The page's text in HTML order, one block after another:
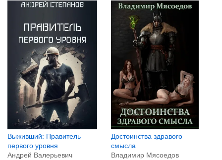
Выживший: Правитель
первого уровня
Андрей Валерьевич
Достоинства здравого
смысла
Владимир Мясоедов